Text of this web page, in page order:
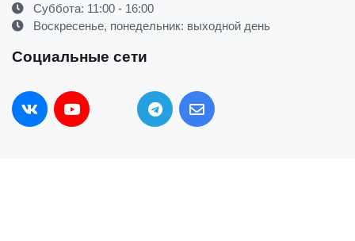
Суббота: 11:00 - 16:00
Воскресенье, понедельник: выходной день
Социальные сети